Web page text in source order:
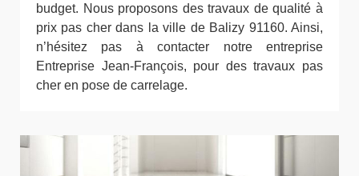
budget. Nous proposons des travaux de qualité à
prix pas cher dans la ville de Balizy 91160. Ainsi,
n’hésitez pas à contacter notre entreprise
Entreprise Jean-François, pour des travaux pas
cher en pose de carrelage.